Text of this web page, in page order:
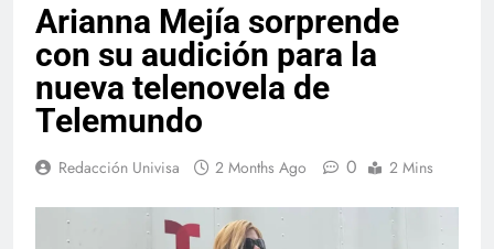
Arianna Mejía sorprende
con su audición para la
nueva telenovela de
Telemundo
Redacción Univisa 2 Months Ago 0 2 Mins